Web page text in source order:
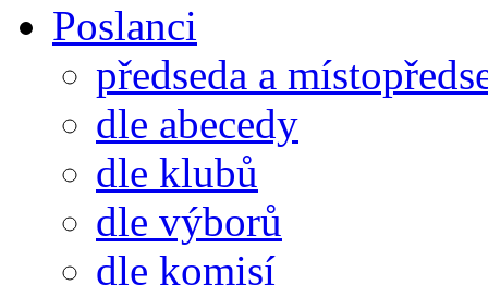
Poslanci
předseda a
dle abecedy
dle klubů
dle výborů
dle komisí